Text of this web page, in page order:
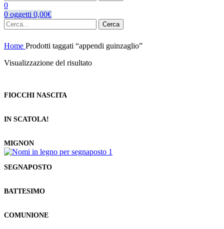
0
0 oggetti 0,00€
Cerca
Home Prodotti taggati “appendi guinzaglio”
Visualizzazione del risultato
FIOCCHI NASCITA
IN SCATOLA!
MIGNON
SEGNAPOSTO
BATTESIMO
COMUNIONE